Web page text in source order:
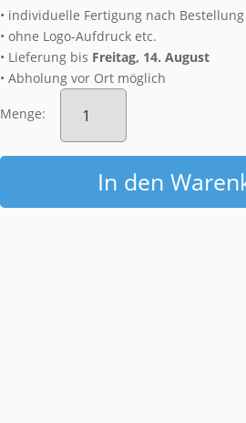
• individuelle Fertigung nach Bestellung
• ohne Logo-Aufdruck etc.
• Lieferung bis Freitag, 14. August
• Abholung vor Ort möglich
Menge:
Poster
(00862)
In den